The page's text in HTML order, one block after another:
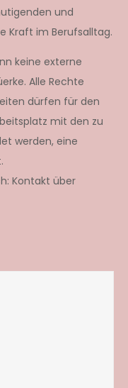
und
Kraft im Berufsalltag.
keine externe
Alle Rechte
dürfen für den
mit den zu
werden, eine
Kontakt über